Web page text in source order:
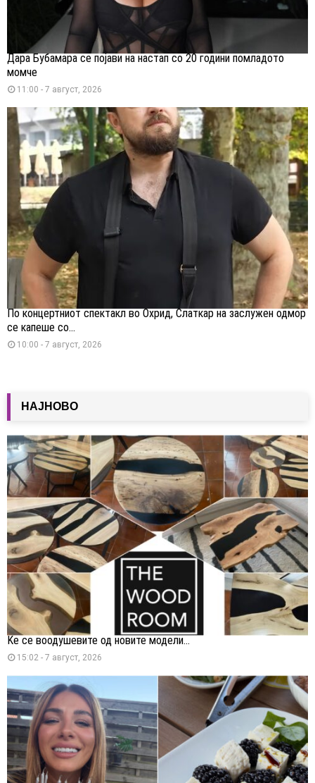
Дара Бубамара се појави на настап со 20 години помладото
момче
11:00 - 7 август, 2026
По концертниот спектакл во Охрид, Слаткар на заслужен одмор
се капеше со...
10:00 - 7 август, 2026
НАЈНОВО
Ќе се воодушевите од новите модели...
15:02 - 7 август, 2026